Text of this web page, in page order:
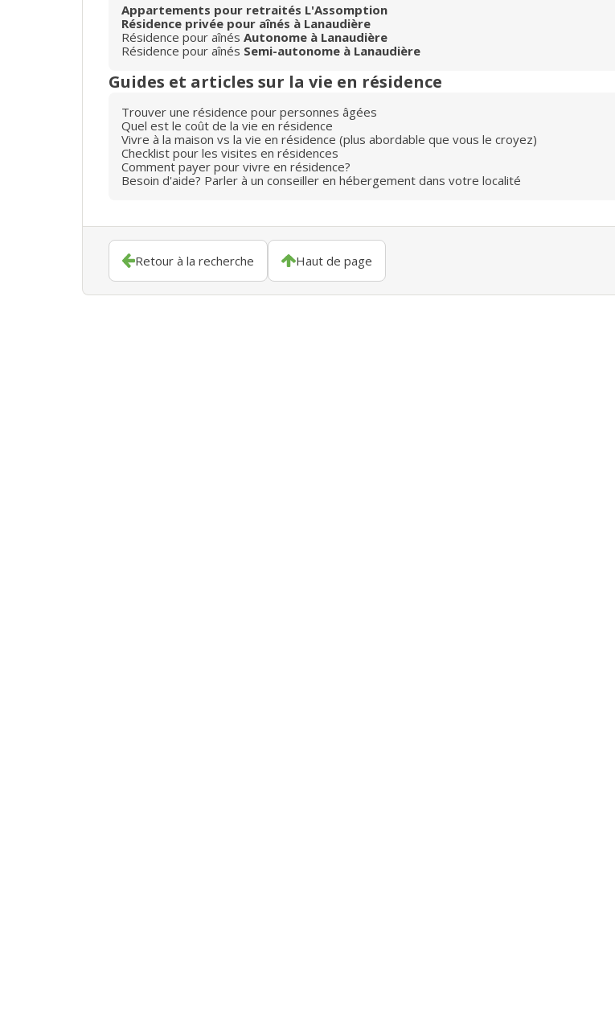
Appartements pour retraités L'Assomption
Résidence privée pour aînés à Lanaudière
Résidence pour aînés Autonome à Lanaudière
Résidence pour aînés Semi-autonome à Lanaudière
Guides et articles sur la vie en résidence
Trouver une résidence pour personnes âgées
Quel est le coût de la vie en résidence
Vivre à la maison vs la vie en résidence (plus abordable que vous le croyez)
Checklist pour les visites en résidences
Comment payer pour vivre en résidence?
Besoin d'aide? Parler à un conseiller en hébergement dans votre localité
Retour à la recherche Haut de page